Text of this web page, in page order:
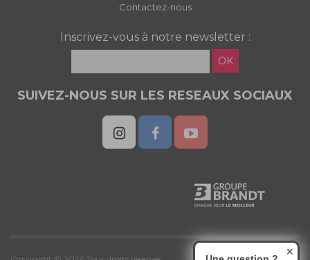
Contactez-nous
Inscrivez-vous à notre newsletter :
OK
SUIVEZ-NOUS SUR LES RESEAUX SOCIAUX
✕